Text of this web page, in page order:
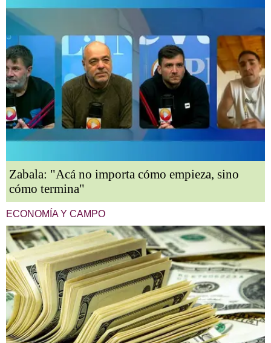
Zabala: "Acá no importa cómo empieza, sino
cómo termina"
ECONOMÍA Y CAMPO